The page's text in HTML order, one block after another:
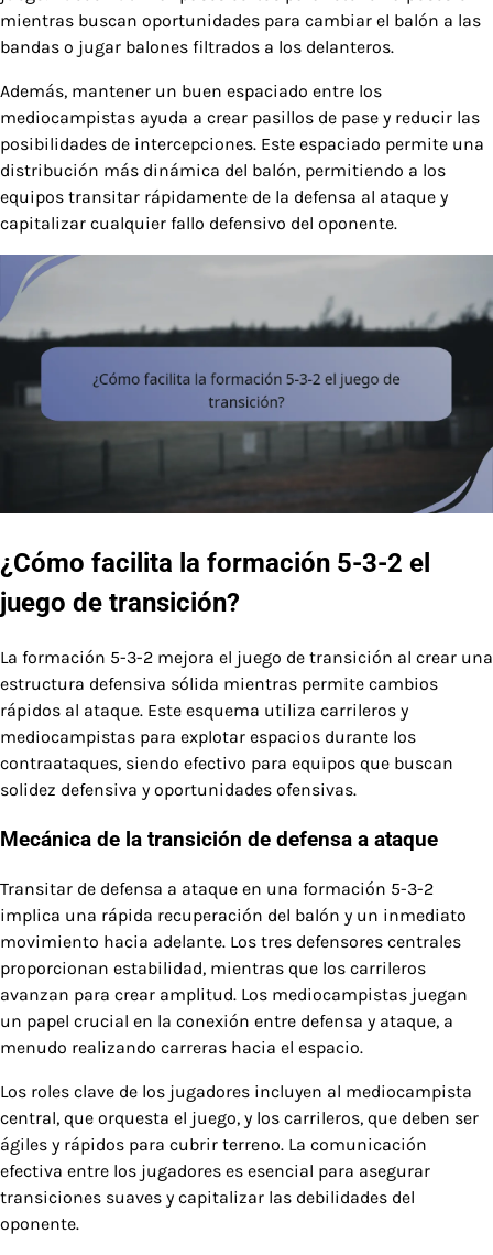
mientras buscan oportunidades para cambiar el balón a las
bandas o jugar balones filtrados a los delanteros.
Además, mantener un buen espaciado entre los
mediocampistas ayuda a crear pasillos de pase y reducir las
posibilidades de intercepciones. Este espaciado permite una
distribución más dinámica del balón, permitiendo a los
equipos transitar rápidamente de la defensa al ataque y
capitalizar cualquier fallo defensivo del oponente.
¿Cómo facilita la formación 5-3-2 el
juego de transición?
La formación 5-3-2 mejora el juego de transición al crear una
estructura defensiva sólida mientras permite cambios
rápidos al ataque. Este esquema utiliza carrileros y
mediocampistas para explotar espacios durante los
contraataques, siendo efectivo para equipos que buscan
solidez defensiva y oportunidades ofensivas.
Mecánica de la transición de defensa a ataque
Transitar de defensa a ataque en una formación 5-3-2
implica una rápida recuperación del balón y un inmediato
movimiento hacia adelante. Los tres defensores centrales
proporcionan estabilidad, mientras que los carrileros
avanzan para crear amplitud. Los mediocampistas juegan
un papel crucial en la conexión entre defensa y ataque, a
menudo realizando carreras hacia el espacio.
Los roles clave de los jugadores incluyen al mediocampista
central, que orquesta el juego, y los carrileros, que deben ser
ágiles y rápidos para cubrir terreno. La comunicación
efectiva entre los jugadores es esencial para asegurar
transiciones suaves y capitalizar las debilidades del
oponente.